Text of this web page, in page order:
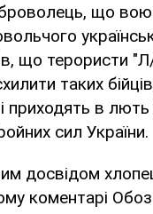
що
що терористи
таких
приходять в лють
сил України.
досвідом
коментарі